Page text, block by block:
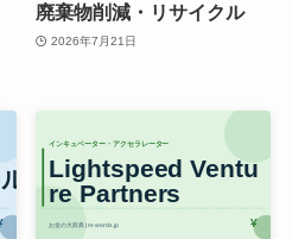
廃棄物削減・リサイクル
2026年7月21日